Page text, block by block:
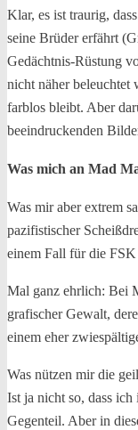
Klar, es ist traurig,
seine Brüder erfährt
Gedächtnis-Rüstung
nicht näher beleuchtet
farblos bleibt. Aber
beeindruckenden
Was mich an Mad
Was mir aber extrem
pazifistischer
einem Fall für die FSK
Mal ganz ehrlich: Bei
grafischer Gewalt,
einem eher
Was nützen mir die
Ist ja nicht so, dass
Gegenteil. Aber in